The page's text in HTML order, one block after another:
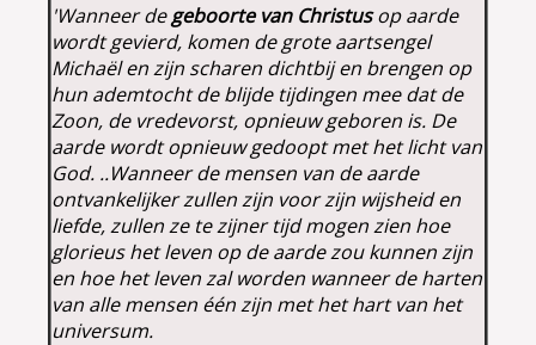
'Wanneer degeboorte van Christusop aarde
wordt gevierd, komen de grote aartsengel
Michaël en zijn scharen dichtbij en brengen op
hun ademtocht de blijde tijdingen mee dat de
Zoon, de vredevorst, opnieuw geboren is. De
aarde wordt opnieuw gedoopt met het licht van
God. ..Wanneer de mensen van de aarde
ontvankelijker zullen zijn voor zijn wijsheid en
liefde, zullen ze te zijner tijd mogen zien hoe
glorieus het leven op de aarde zou kunnen zijn
en hoe het leven zal worden wanneer de harten
van alle mensen één zijn met het hart van het
universum.